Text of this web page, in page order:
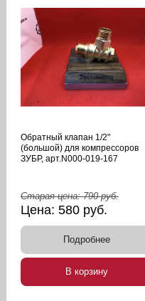
Обратный клапан 1/2"
(большой) для компрессоров
ЗУБР, арт.N000-019-167
Старая цена:790руб.
Цена:580 руб.
Подробнее
В корзину